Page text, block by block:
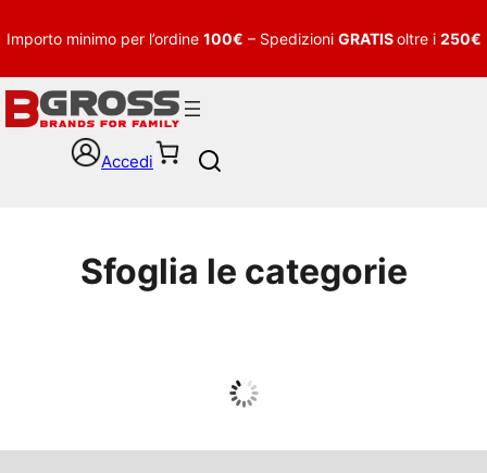
Importo minimo per l’ordine 100€ – Spedizioni GRATISoltre i 250€
Accedi
h
Sfoglia le categorie
Guarda tutto